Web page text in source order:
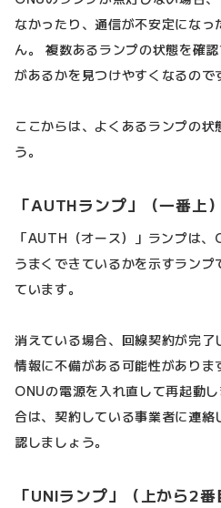
なかったり、通信が不安定にな
ん。 複数あるランプの状態を確
があるかを見つけやすくなるので
ここからは、よくあるランプの
う。
「AUTHランプ」（一番上
「AUTH（オース）」ランプは
うまくできているかを示すラン
ています。
消えている場合、回線契約が完
情報に不備がある可能性があり
ONUの電源を入れ直して再起動
合は、契約している事業者に連
認しましょう。
「UNIランプ」（上から2